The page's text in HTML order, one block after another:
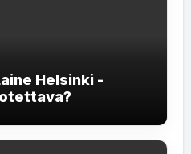
Helsinki -